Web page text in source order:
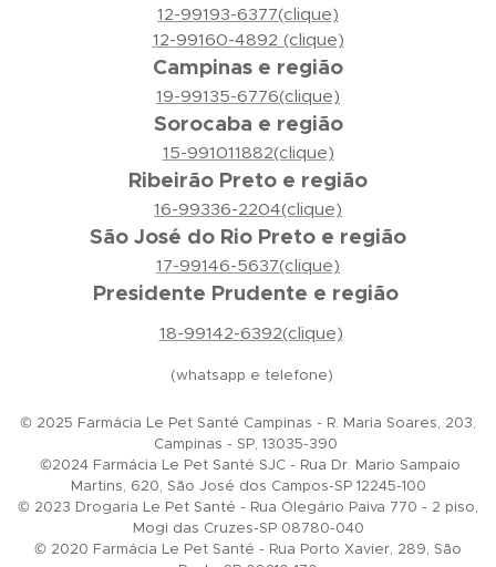
12-99193-6377(clique)
12-99160-4892 (clique)
Campinas e região
19-99135-6776(clique)
Sorocaba e região
15-991011882(clique)
Ribeirão Preto e região
16-99336-2204(clique)
São José do Rio Preto e região
17-99146-5637(clique)
Presidente Prudente e região
18-99142-6392(clique)
(whatsapp e telefone)
© 2025 Farmácia Le Pet Santé Campinas - R. Maria Soares, 203,
Campinas - SP, 13035-390
©2024 Farmácia Le Pet Santé SJC - Rua Dr. Mario Sampaio
Martins, 620, São José dos Campos-SP 12245-100
© 2023 Drogaria Le Pet Santé - Rua Olegário Paiva 770 - 2 piso,
Mogi das Cruzes-SP 08780-040
© 2020 Farmácia Le Pet Santé - Rua Porto Xavier, 289, São